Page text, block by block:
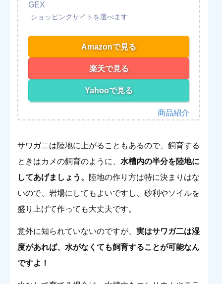
GEX
Amazonで見る
楽天で見る
Yahooで見る
サワガ二は陸地に上がることもあるので、飼育する
ときはカメの飼育のように、 水槽内の半分を陸地に
してあげましょう 。
陸地の作り方は特に決まりはな
いので、岩場にしてもよいですし、砂利やソイルを
盛り上げて作っても大丈夫です。
意外に知られていないのですが、 実はサワガ二は湿
度があれば、水がなくても飼育することが可能なん
ですよ ！